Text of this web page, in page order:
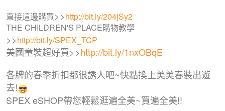
直接這邊購買>>http://bit.ly/204jSy2
THE CHILDREN'S PLACE購物教學
>>http://bit.ly/SPEX_TCP
美國童裝超好買>>http://bit.ly/1nxOBqE
各牌的春季折扣都很誘人吧~快點換上美美春裝出遊
去!
SPEX eSHOP帶您輕鬆逛遍全美~買遍全美!!